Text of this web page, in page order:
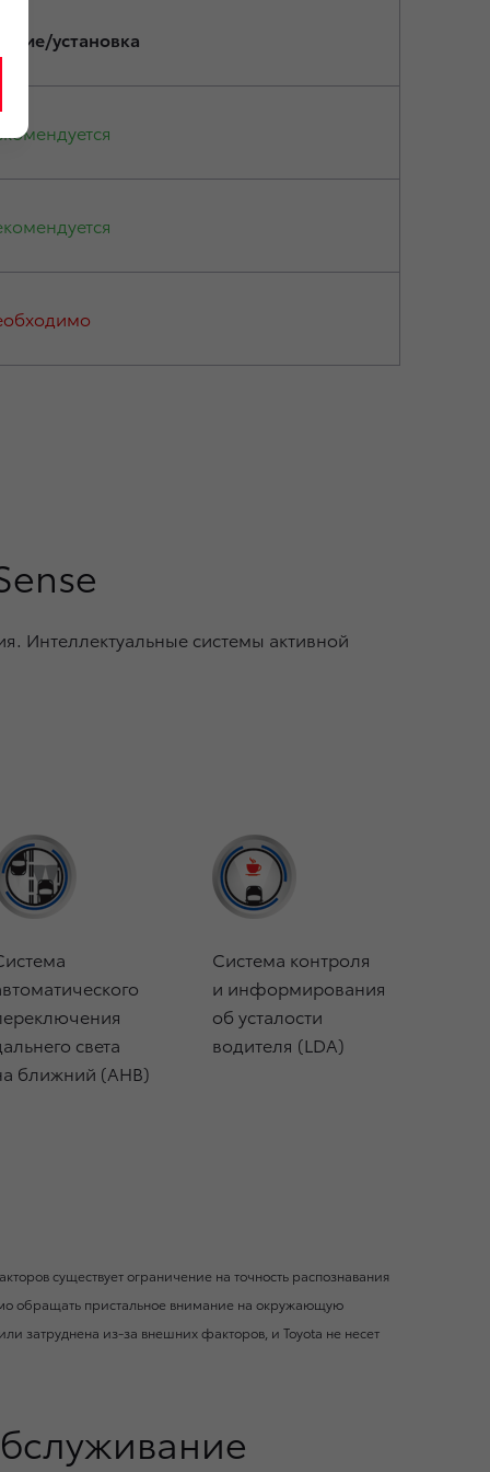
установка
Интеллектуальные системы активной
света
ближний (AHB)
Система контроля
и информирования
об усталости
водителя (LDA)
существует ограничение на точность распознавания
обращать пристальное внимание на окружающую
затруднена из-за внешних факторов, и Toyota не несет